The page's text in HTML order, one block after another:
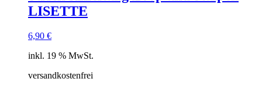
LISETTE
6,90 €
inkl. 19 % MwSt.
versandkostenfrei